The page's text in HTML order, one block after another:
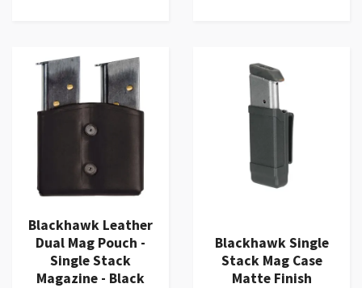
Blackhawk Leather
Dual Mag Pouch -
Single Stack
Magazine - Black
Blackhawk Single
Stack Mag Case
Matte Finish